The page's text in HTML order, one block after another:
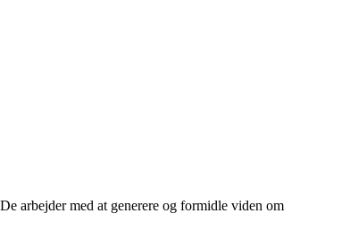
arbejder med at generere og formidle viden om